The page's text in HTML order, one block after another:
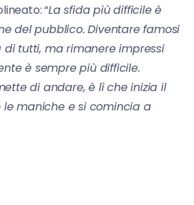
“La sfida più difficile è
del pubblico. Diventare famosi
tutti, ma rimanere impressi
è sempre più difficile.
di andare, è lì che inizia il
maniche e si comincia a